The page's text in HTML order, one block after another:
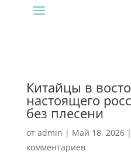
Китайцы в
настоящего
без плесени
от admin | Май 18, 2026|
комментариев